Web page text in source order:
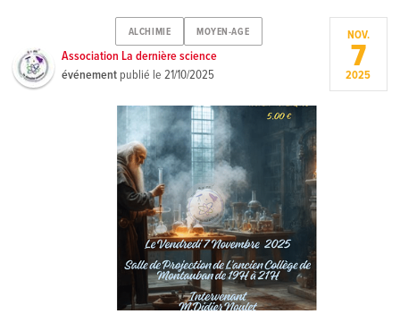
ALCHIMIE MOYEN-AGE
Association La dernière science
événement publié le21/10/2025
NOV.
7
2025